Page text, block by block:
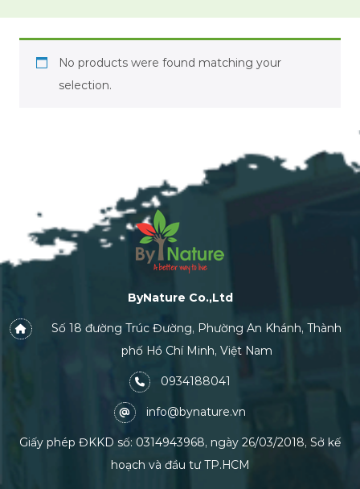
No products were found matching your
selection.
ByNature Co.,Ltd
Số 18 đường Trúc Đường, Phường An Khánh, Thành
phố Hồ Chí Minh, Việt Nam
0934188041
info@bynature.vn
Giấy phép ĐKKD số: 0314943968, ngày 26/03/2018, Sở kế
hoạch và đầu tư TP.HCM